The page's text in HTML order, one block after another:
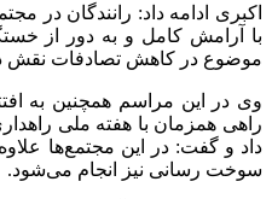
اکبری ادامه داد: رانندگان در
با آرامش کامل و به دور از
موضوع در کاهش تصادفات نقش
راهی همزمان با هفته ملی
داد و گفت: در این مجتمع‌ها
سوخت رسانی نیز انجام می‌شود.